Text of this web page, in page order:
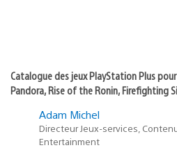
Catalogue des jeux PlayStation Plus
Pandora, Rise of the Ronin, Firefighting
Adam Michel
Directeur Jeux-services,
Entertainment